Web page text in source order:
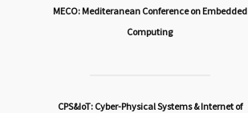
MECO: Mediteranean Conference on Embedded
Computing
CPS&IoT: Cyber-Physical Systems & Internet of